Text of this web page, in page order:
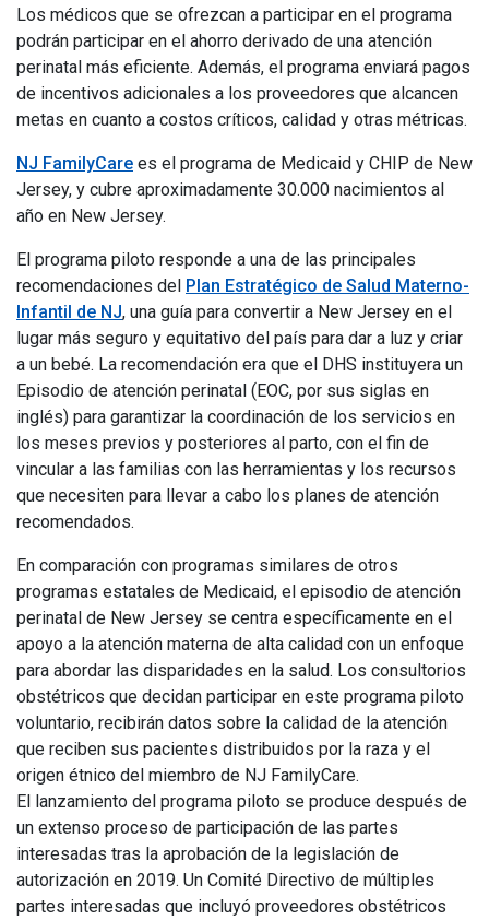
Los médicos que se ofrezcan a participar en el programa
podrán participar en el ahorro derivado de una atención
perinatal más eficiente. Además, el programa enviará pagos
de incentivos adicionales a los proveedores que alcancen
metas en cuanto a costos críticos, calidad y otras métricas.
NJ FamilyCare es el programa de Medicaid y CHIP de New
Jersey, y cubre aproximadamente 30.000 nacimientos al
año en New Jersey.
El programa piloto responde a una de las principales
recomendaciones del Plan Estratégico de Salud Materno-
Infantil de NJ, una guía para convertir a New Jersey en el
lugar más seguro y equitativo del país para dar a luz y criar
a un bebé. La recomendación era que el DHS instituyera un
Episodio de atención perinatal (EOC, por sus siglas en
inglés) para garantizar la coordinación de los servicios en
los meses previos y posteriores al parto, con el fin de
vincular a las familias con las herramientas y los recursos
que necesiten para llevar a cabo los planes de atención
recomendados.
En comparación con programas similares de otros
programas estatales de Medicaid, el episodio de atención
perinatal de New Jersey se centra específicamente en el
apoyo a la atención materna de alta calidad con un enfoque
para abordar las disparidades en la salud. Los consultorios
obstétricos que decidan participar en este programa piloto
voluntario, recibirán datos sobre la calidad de la atención
que reciben sus pacientes distribuidos por la raza y el
origen étnico del miembro de NJ FamilyCare.
El lanzamiento del programa piloto se produce después de
un extenso proceso de participación de las partes
interesadas tras la aprobación de la legislación de
autorización en 2019. Un Comité Directivo de múltiples
partes interesadas que incluyó proveedores obstétricos